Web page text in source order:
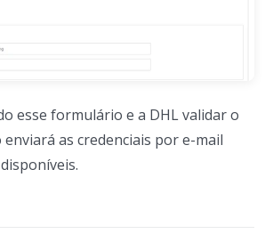
esse formulário e a DHL validar o
as credenciais por e-mail